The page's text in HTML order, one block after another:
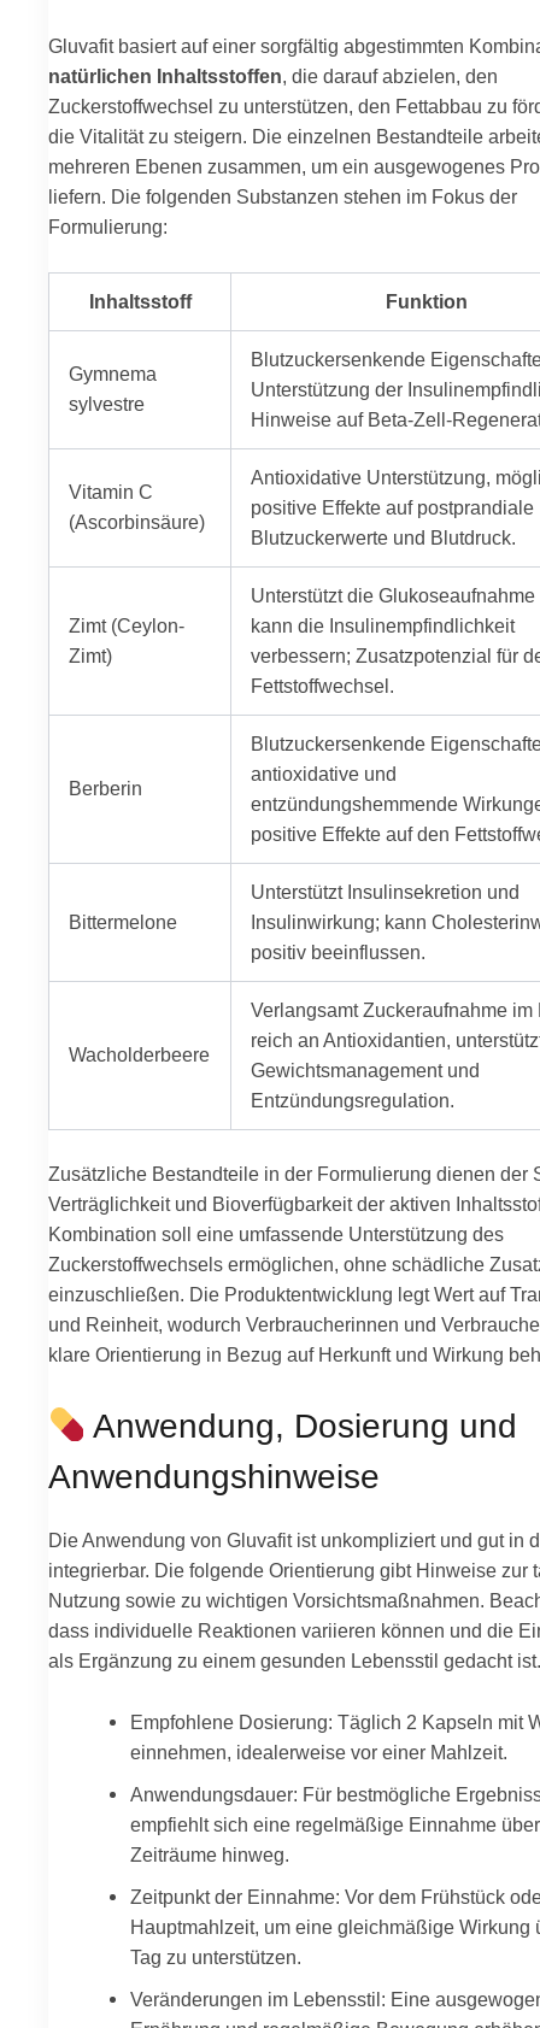
Gluvafit basiert auf einer sorgfältig abgestimmten
natürlichen Inhaltsstoffen , die darauf abzielen, den
Zuckerstoffwechsel zu unterstützen, den Fettabbau zu
die Vitalität zu steigern. Die einzelnen Bestandteile
mehreren Ebenen zusammen, um ein ausgewogenes
liefern. Die folgenden Substanzen stehen im Fokus der
Formulierung:
Inhaltsstoff Funktion
Gymnema
sylvestre
Blutzuckersenkende
Unterstützung der
Hinweise auf Beta-Zell-
Vitamin C
(Ascorbinsäure)
Antioxidative Unterstützung,
positive Effekte auf postprandiale
Blutzuckerwerte und Blutdruck.
Zimt (Ceylon-
Zimt)
Unterstützt die Glukoseaufnahme
kann die Insulinempfindlichkeit
verbessern; Zusatzpotenzial für
Fettstoffwechsel.
Berberin
Blutzuckersenkende
antioxidative und
entzündungshemmende
positive Effekte auf den
Bittermelone
Unterstützt Insulinsekretion und
Insulinwirkung; kann
positiv beeinflussen.
Wacholderbeere
Verlangsamt Zuckeraufnahme im
reich an Antioxidantien,
Gewichtsmanagement und
Entzündungsregulation.
Zusätzliche Bestandteile in der Formulierung dienen der
Verträglichkeit und Bioverfügbarkeit der aktiven
Kombination soll eine umfassende Unterstützung des
Zuckerstoffwechsels ermöglichen, ohne schädliche
einzuschließen. Die Produktentwicklung legt Wert auf
und Reinheit, wodurch Verbraucherinnen und
klare Orientierung in Bezug auf Herkunft und Wirkung
Anwendung, Dosierung und
Anwendungshinweise
Die Anwendung von Gluvafit ist unkompliziert und gut in
integrierbar. Die folgende Orientierung gibt Hinweise zur
Nutzung sowie zu wichtigen Vorsichtsmaßnahmen.
dass individuelle Reaktionen variieren können und die
als Ergänzung zu einem gesunden Lebensstil gedacht ist.
Empfohlene Dosierung: Täglich 2 Kapseln mit
einnehmen, idealerweise vor einer Mahlzeit.
Anwendungsdauer: Für bestmögliche
empfiehlt sich eine regelmäßige Einnahme
Zeiträume hinweg.
Zeitpunkt der Einnahme: Vor dem Frühstück
Hauptmahlzeit, um eine gleichmäßige Wirkung
Tag zu unterstützen.
Veränderungen im Lebensstil: Eine